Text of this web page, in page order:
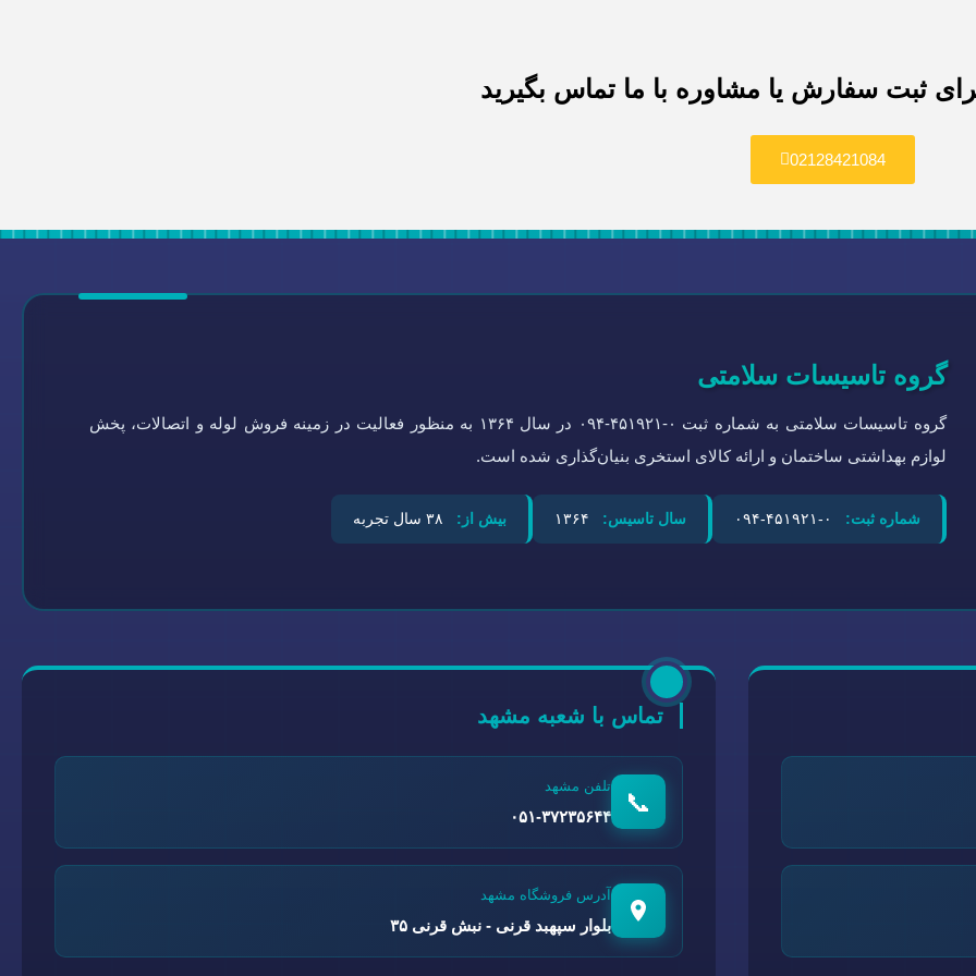
ثبت سفارش یا مشاوره با ما تماس بگیرید
02128421084
گروه تاسیسات سلامتی
گروه تاسیسات سلامتی به شماره ثبت ۰-۴۵۱۹۲۱-۰۹۴ در سال ۱۳۶۴ به منظور فعالیت در زمینه فروش لوله و اتصالات، پخش
لوازم بهداشتی ساختمان و ارائه کالای استخری بنیان‌گذاری شده است.
شماره ثبت: سال تاسیس: بیش از:
تماس با شعبه مشهد
📞
تلفن مشهد
۰۵۱-۳۷۲۳۵۶۴۴
آدرس فروشگاه مشهد
بلوار سپهبد قرنی - نبش قرنی ۳۵